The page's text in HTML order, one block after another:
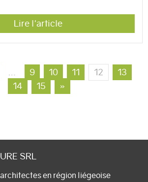
Lire l'article
… 9 10 11 12
13
14
15 »
SRL
en région liégeoise